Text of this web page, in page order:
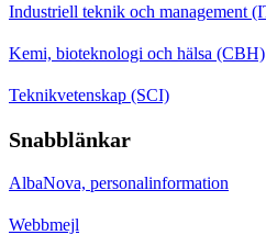
Industriell teknik och management
Kemi, bioteknologi och hälsa (CBH)
Teknikvetenskap (SCI)
Snabblänkar
AlbaNova, personalinformation
Webbmejl